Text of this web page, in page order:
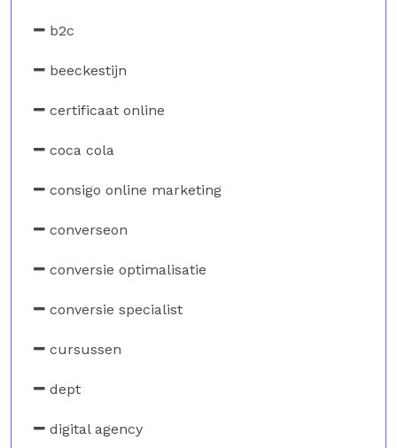
b2c
beeckestijn
certificaat online
coca cola
consigo online marketing
converseon
conversie optimalisatie
conversie specialist
cursussen
dept
digital agency